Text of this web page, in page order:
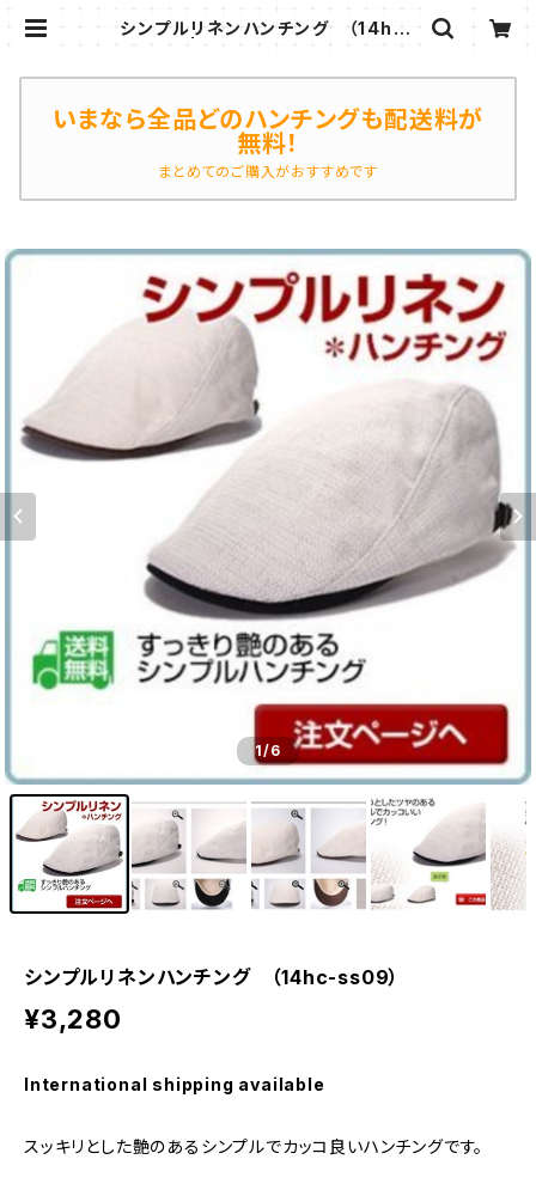
シンプルリネンハンチング （14hc-
いまなら全品どのハンチングも配送料が
無料！
まとめてのご購入がおすすめです
1/6
シンプルリネンハンチング （14hc-ss09）
¥3,280
International shipping available
スッキリとした艶のあるシンプルでカッコ良いハンチングです。